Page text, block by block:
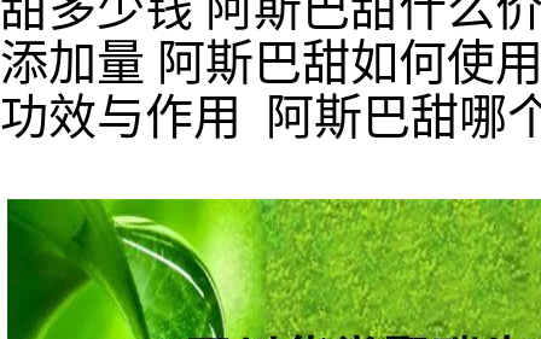
添加量 阿斯巴甜如何使
功效与作用 阿斯巴甜哪